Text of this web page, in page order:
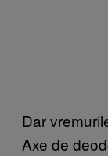
Dar
Axe de